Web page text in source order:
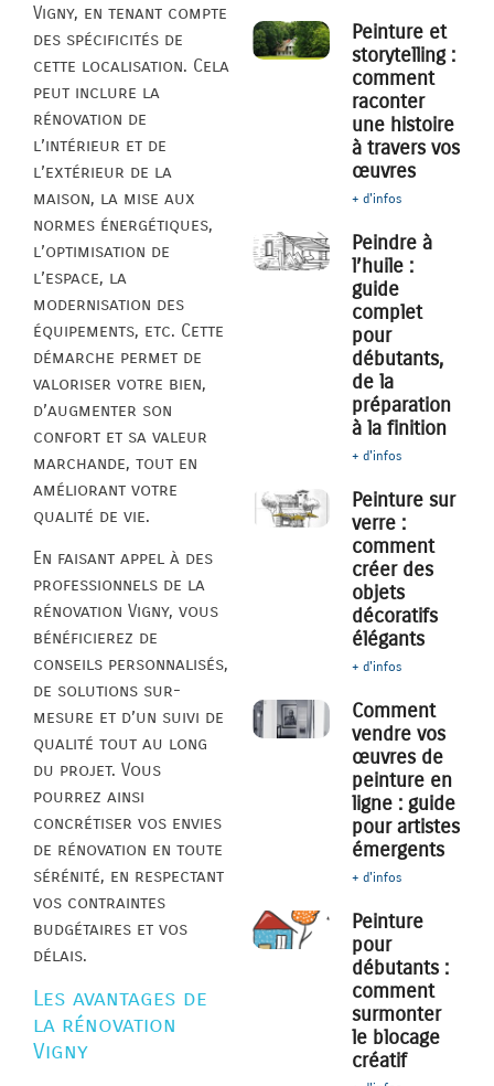
Vigny, en tenant compte
des spécificités de
cette localisation. Cela
peut inclure la
rénovation de
l’intérieur et de
l’extérieur de la
maison, la mise aux
normes énergétiques,
l’optimisation de
l’espace, la
modernisation des
équipements, etc. Cette
démarche permet de
valoriser votre bien,
d’augmenter son
confort et sa valeur
marchande, tout en
améliorant votre
qualité de vie.
En faisant appel à des
professionnels de la
rénovation Vigny, vous
bénéficierez de
conseils personnalisés,
de solutions sur-
mesure et d’un suivi de
qualité tout au long
du projet. Vous
pourrez ainsi
concrétiser vos envies
de rénovation en toute
sérénité, en respectant
vos contraintes
budgétaires et vos
délais.
Les avantages de
la rénovation
Vigny
Peinture et
storytelling :
comment
raconter
une histoire
à travers vos
œuvres
+ d'infos
Peindre à
l’huile :
guide
complet
pour
débutants,
de la
préparation
à la finition
+ d'infos
Peinture sur
verre :
comment
créer des
objets
décoratifs
élégants
+ d'infos
Comment
vendre vos
œuvres de
peinture en
ligne : guide
pour artistes
émergents
+ d'infos
Peinture
pour
débutants :
comment
surmonter
le blocage
créatif